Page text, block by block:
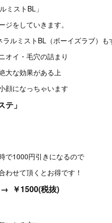
ミストBL」
ジをしていきます。
ラルミストBL（ボーイズラブ）も
オイ・毛穴の詰まり
大な効果がある上
顔になっちゃいます
テ」
で1000円引きになるので
わせて頂くとお得です！
￥1500(税抜)